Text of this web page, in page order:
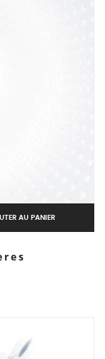
AU PANIER